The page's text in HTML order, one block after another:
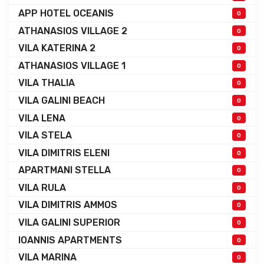
APP HOTEL OCEANIS
0
ATHANASIOS VILLAGE 2 0
VILA KATERINA 2 0
ATHANASIOS VILLAGE 1 0
VILA THALIA 0
VILA GALINI BEACH 0
VILA LENA 0
VILA STELA 0
VILA DIMITRIS ELENI 0
APARTMANI STELLA 0
VILA RULA 0
VILA DIMITRIS AMMOS 0
VILA GALINI SUPERIOR 0
IOANNIS APARTMENTS 0
VILA MARINA 0